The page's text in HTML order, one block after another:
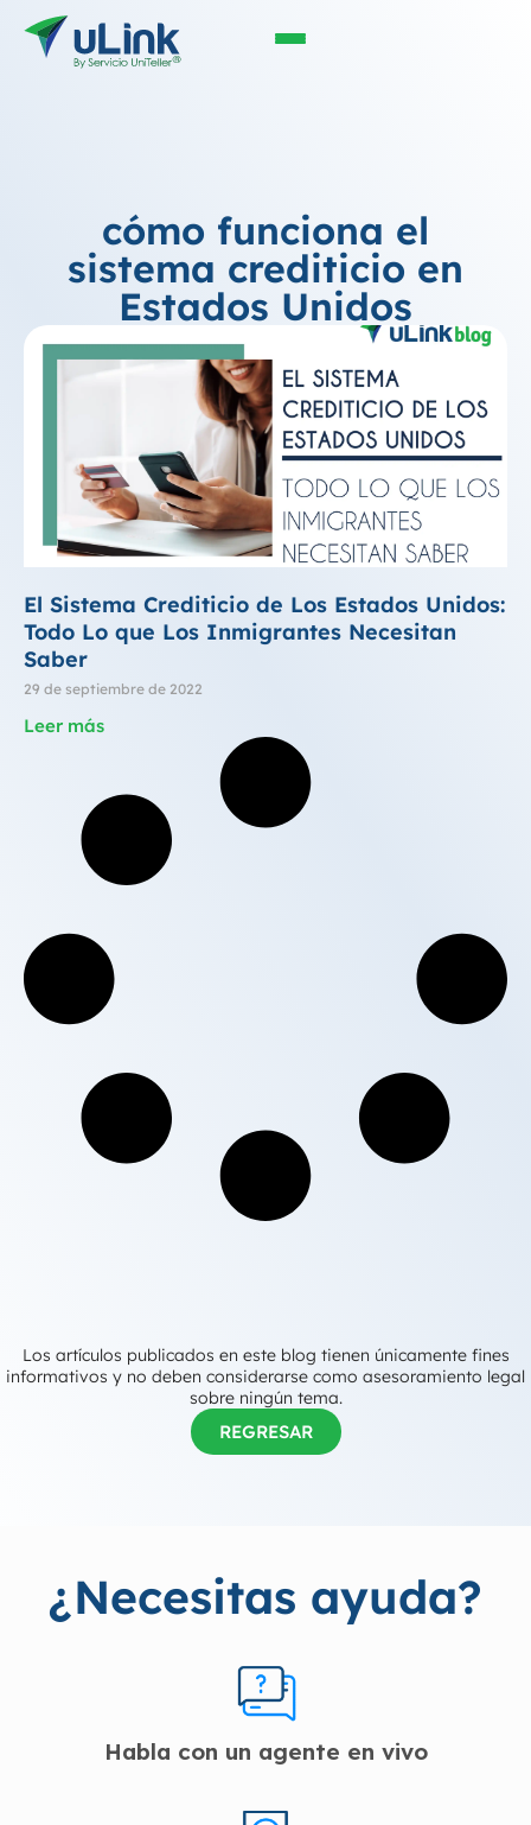
cómo funciona el
sistema crediticio en
Estados Unidos
El Sistema Crediticio de Los Estados Unidos:
Todo Lo que Los Inmigrantes Necesitan
Saber
29 de septiembre de 2022
Leer más
Los artículos publicados en este blog tienen únicamente fines
informativos y no deben considerarse como asesoramiento legal
sobre ningún tema.
REGRESAR
¿Necesitas ayuda?
Habla con un agente en vivo